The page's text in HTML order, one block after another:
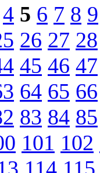
4 5 6 7 8 9
26 27 28
45 46 47
64 65 66
83 84 85
101 102
114 115